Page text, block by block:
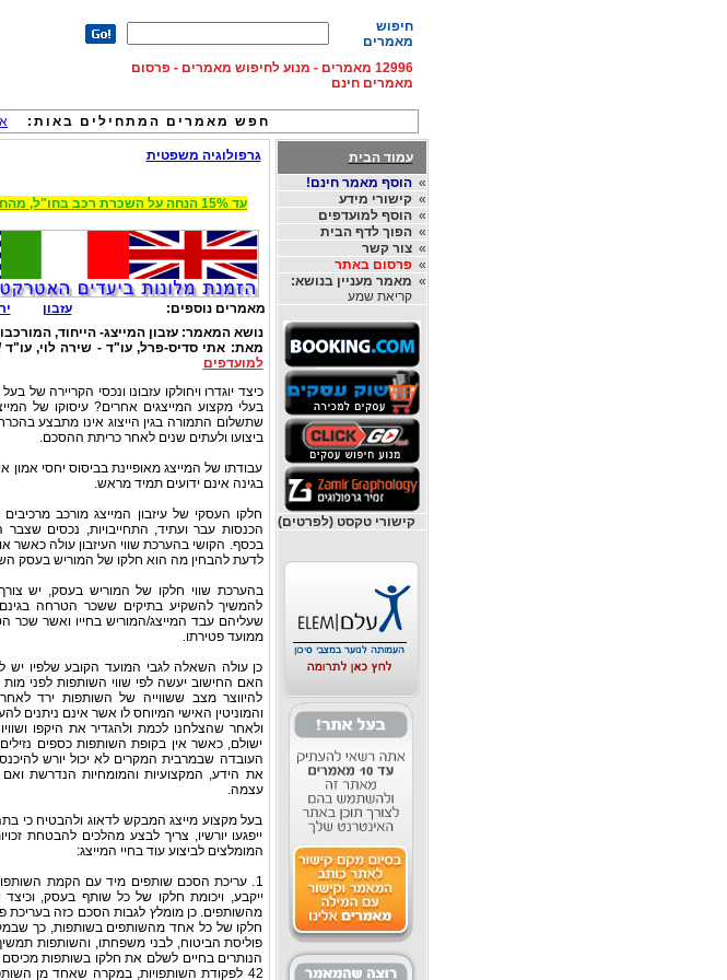
חיפוש
מאמרים
12996 מאמרים - מנוע לחיפוש מאמרים - פרסום
מאמרים חינם
חפש מאמרים המתחילים באות: א
עמוד הבית
»הוסף מאמר חינם!
»קישורי מידע
»הוסף למועדפים
»הפוך לדף הבית
»צור קשר
»פרסום באתר
» מאמר מעניין בנושא:
קריאת שמע
קישורי טקסט (לפרטים)
גרפולוגיה משפטית
עד 15% הנחה על השכרת רכב בחו"ל, מהחברות הגדולות בעולם, לחצו ל Rentingcar
מאמרים נוספים: עזבון
נושא המאמר:עזבון המייצג- הייחוד,
מאת: אתי סדיס-פרל, עו"ד - שירה לוי, עו"ד
למועדפים
כיצד יוגדרו ויחולקו עזבונו ונכסי הקריירה של
בעלי מקצוע המייצגים אחרים? עיסוקו של
שתשלום התמורה בגין הייצוג אינו מתבצע
ביצועו ולעתים שנים לאחר כריתת ההסכם.
עבודתו של המייצג מאופיינת בביסוס יחסי אמון
בגינה אינם ידועים תמיד מראש.
חלקו העסקי של עיזבון המייצג מורכב
הכנסות עבר ועתיד, התחייבויות, נכסים
בכסף. הקושי בהערכת שווי העיזבון עולה כאשר
לדעת להבחין מה הוא חלקו של המוריש בעסק
בהערכת שווי חלקו של המוריש בעסק, יש
להמשיך להשקיע בתיקים ששכר הטרחה בגינם
שעליהם עבד המייצג/המוריש בחייו ואשר שכר
ממועד פטירתו.
כן עולה השאלה לגבי המועד הקובע שלפיו יש
האם החישוב יעשה לפי שווי השותפות לפני
להיווצר מצב ששווייה של השותפות ירד
והמוניטין האישי המיוחס לו אשר אינם ניתנים
ולאחר שהצלחנו לכמת ולהגדיר את היקפו
ישולם, כאשר אין בקופת השותפות כספים
העובדה שבמרבית המקרים לא יכול יורש
את הידע, המקצועיות והמומחיות הנדרשת
עצמה.
בעל מקצוע מייצג המבקש לדאוג ולהבטיח כי
ייפגעו יורשיו, צריך לבצע מהלכים להבטחת
המומלצים לביצוע עוד בחיי המייצג:
1. עריכת הסכם שותפים מיד עם הקמת
ייקבע, ויכומת חלקו של כל שותף בעסק,
מהשותפים. כן מומלץ לגבות הסכם כזה בעריכת
חלקו של כל אחד מהשותפים בשותפות, כך
פוליסת הביטוח, לבני משפחתו, והשותפות
הנותרים בחיים לשלם את חלקו בשותפות מכיסם
42 לפקודת השותפויות, במקרה שאחד מן